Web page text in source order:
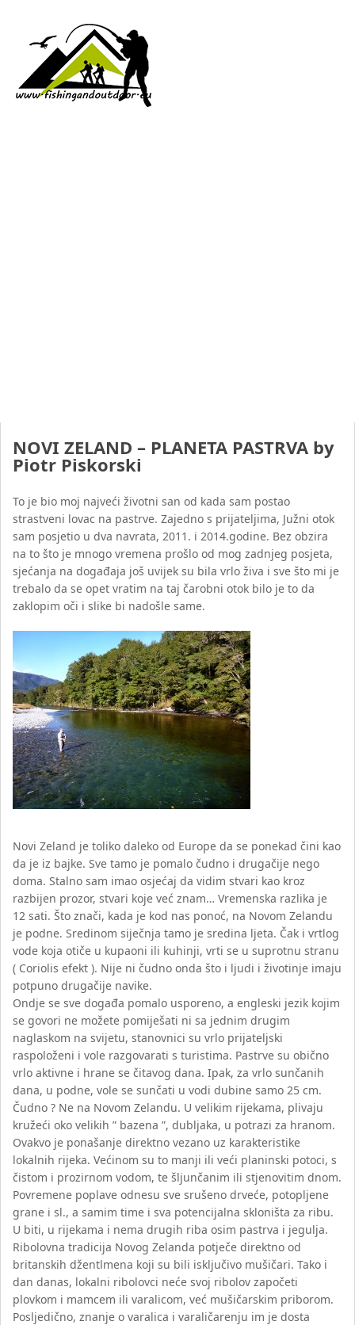
NOVI ZELAND – PLANETA PASTRVA by
Piotr Piskorski
To je bio moj najveći životni san od kada sam postao
strastveni lovac na pastrve. Zajedno s prijateljima, Južni otok
sam posjetio u dva navrata, 2011. i 2014.godine. Bez obzira
na to što je mnogo vremena prošlo od mog zadnjeg posjeta,
sjećanja na događaja još uvijek su bila vrlo živa i sve što mi je
trebalo da se opet vratim na taj čarobni otok bilo je to da
zaklopim oči i slike bi nadošle same.
Novi Zeland je toliko daleko od Europe da se ponekad čini kao
da je iz bajke. Sve tamo je pomalo čudno i drugačije nego
doma. Stalno sam imao osjećaj da vidim stvari kao kroz
razbijen prozor, stvari koje već znam… Vremenska razlika je
12 sati. Što znači, kada je kod nas ponoć, na Novom Zelandu
je podne. Sredinom siječnja tamo je sredina ljeta. Čak i vrtlog
vode koja otiče u kupaoni ili kuhinji, vrti se u suprotnu stranu
( Coriolis efekt ). Nije ni čudno onda što i ljudi i životinje imaju
potpuno drugačije navike.
Ondje se sve događa pomalo usporeno, a engleski jezik kojim
se govori ne možete pomiješati ni sa jednim drugim
naglaskom na svijetu, stanovnici su vrlo prijateljski
raspoloženi i vole razgovarati s turistima. Pastrve su obično
vrlo aktivne i hrane se čitavog dana. Ipak, za vrlo sunčanih
dana, u podne, vole se sunčati u vodi dubine samo 25 cm.
Čudno ? Ne na Novom Zelandu. U velikim rijekama, plivaju
kružeći oko velikih ” bazena ”, dubljaka, u potrazi za hranom.
Ovakvo je ponašanje direktno vezano uz karakteristike
lokalnih rijeka. Većinom su to manji ili veći planinski potoci, s
čistom i prozirnom vodom, te šljunčanim ili stjenovitim dnom.
Povremene poplave odnesu sve srušeno drveće, potopljene
grane i sl., a samim time i sva potencijalna skloništa za ribu.
U biti, u rijekama i nema drugih riba osim pastrva i jegulja.
Ribolovna tradicija Novog Zelanda potječe direktno od
britanskih džentlmena koji su bili isključivo mušičari. Tako i
dan danas, lokalni ribolovci neće svoj ribolov započeti
plovkom i mamcem ili varalicom, već mušičarskim priborom.
Posljedično, znanje o varalica i varaličarenju im je dosta